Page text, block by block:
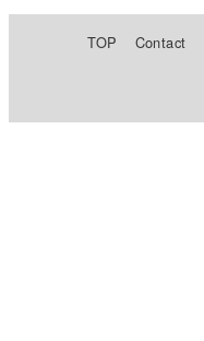
TOP Contact